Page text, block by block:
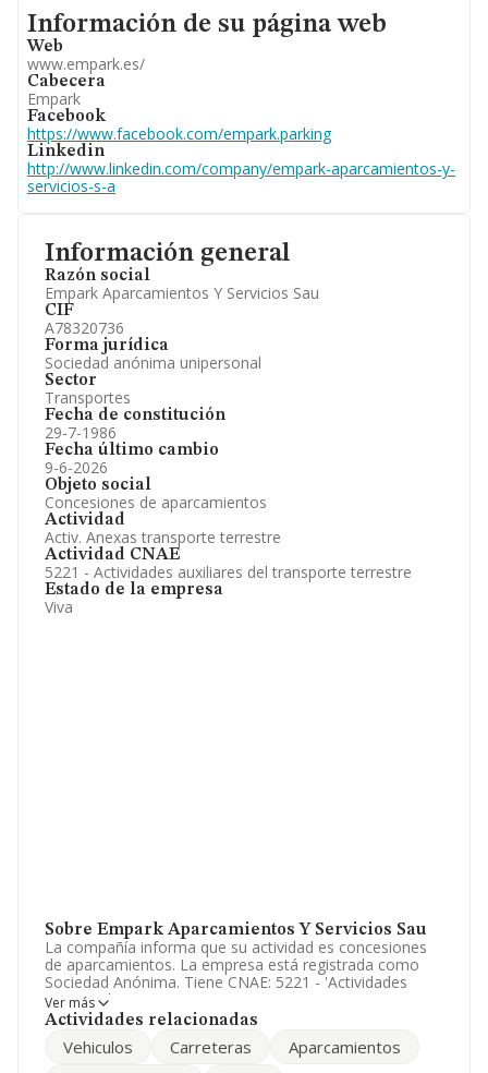
Información general
Razón social
Empark Aparcamientos Y Servicios Sau
CIF
A78320736
Forma jurídica
Sociedad anónima unipersonal
Sector
Transportes
Fecha de constitución
29-7-1986
Fecha último cambio
9-6-2026
Objeto social
Concesiones de aparcamientos
Actividad
Activ. Anexas transporte terrestre
Actividad CNAE
5221 - Actividades auxiliares del transporte terrestre
Estado de la empresa
Viva
Sobre Empark Aparcamientos Y Servicios Sau
La compañía informa que su actividad es concesiones
de aparcamientos. La empresa está registrada como
Sociedad Anónima. Tiene CNAE: 5221 - 'Actividades
anexas al transporte terrestre'. La empresa no tiene
actividad en mercados exteriores.
Por su facturación y número de empleados, la empresa
Ver más
Actividades relacionadas
Vehiculos Carreteras
Aparcamientos
Artículos de prensa publicados sobre la empresa.
Información oficial y registral complementaria.
Informacion de su página web
Información de su página web
Web
www.empark.es/
Cabecera
Empark
Facebook
https://www.facebook.com/empark.parking
Linkedin
http://www.linkedin.com/company/empark-aparcamientos-y-
servicios-s-a